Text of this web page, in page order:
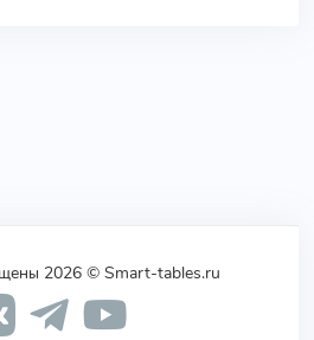
2026 © Smart-tables.ru